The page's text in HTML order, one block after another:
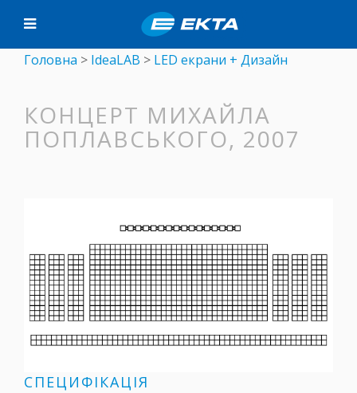
Головна > IdeaLAB > LED екрани + Дизайн
КОНЦЕРТ МИХАЙЛА
ПОПЛАВСЬКОГО, 2007
СПЕЦИФІКАЦІЯ